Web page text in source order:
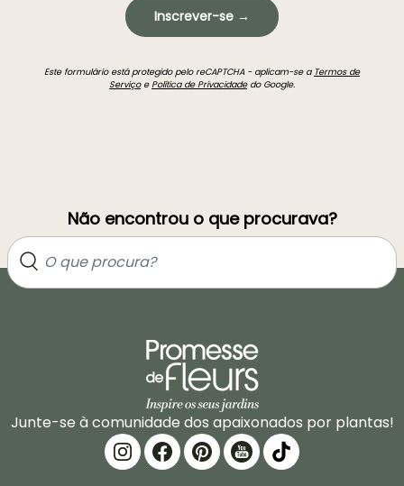
Inscrever-se →
Este formulário está protegido pelo reCAPTCHA - aplicam-se a Termos de
ServiçoePolítica de Privacidadedo Google.
Não encontrou o que procurava?
Junte-se à comunidade dos apaixonados por plantas!